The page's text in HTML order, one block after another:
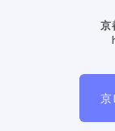
京